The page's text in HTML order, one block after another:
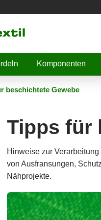
Komponenten
beschichtete Gewebe
Tipps für
Hinweise zur
von Ausfransungen,
Nähprojekte.